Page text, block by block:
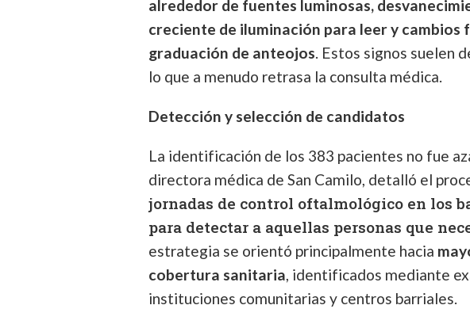
alrededor de fuentes luminosas,
creciente de iluminación para leer y cambios
graduación de anteojos. Estos signos suelen
lo que a menudo retrasa la consulta médica.
Detección y selección de candidatos
La identificación de los 383 pacientes no fue
directora médica de San Camilo, detalló el
jornadas de control oftalmológico en los
para detectar a aquellas personas que
estrategia se orientó principalmente hacia
cobertura sanitaria, identificados mediante
instituciones comunitarias y centros barriales.